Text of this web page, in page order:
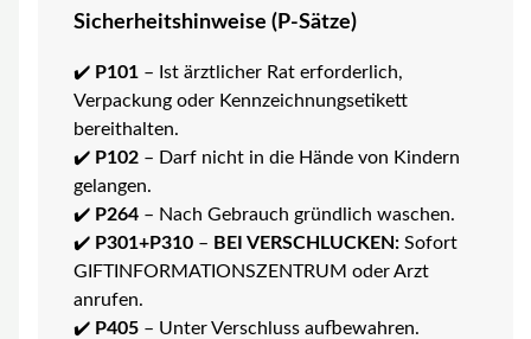
Sicherheitshinweise (P-Sätze)
✔️ P101– Ist ärztlicher Rat erforderlich,
Verpackung oder Kennzeichnungsetikett
bereithalten.
✔️ P102– Darf nicht in die Hände von Kindern
gelangen.
✔️ P264– Nach Gebrauch gründlich waschen.
✔️ P301+P310– BEI VERSCHLUCKEN:Sofort
GIFTINFORMATIONSZENTRUM oder Arzt
anrufen.
✔️ P405– Unter Verschluss aufbewahren.